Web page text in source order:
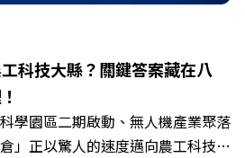
科技大縣？關鍵答案藏在八
學園區二期啟動、無人機產業聚落
」正以驚人的速度邁向農工科技大